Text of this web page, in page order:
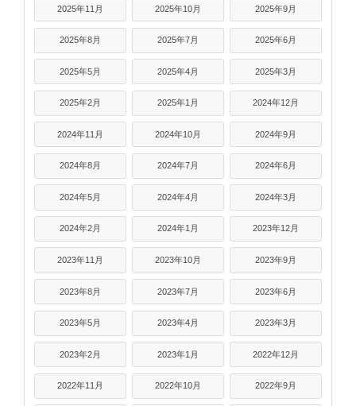
2025年11月 2025年10月 2025年9月
2025年8月 2025年7月 2025年6月
2025年5月 2025年4月 2025年3月
2025年2月 2025年1月 2024年12月
2024年11月 2024年10月 2024年9月
2024年8月 2024年7月 2024年6月
2024年5月 2024年4月 2024年3月
2024年2月 2024年1月 2023年12月
2023年11月 2023年10月 2023年9月
2023年8月 2023年7月 2023年6月
2023年5月 2023年4月 2023年3月
2023年2月 2023年1月 2022年12月
2022年11月 2022年10月 2022年9月